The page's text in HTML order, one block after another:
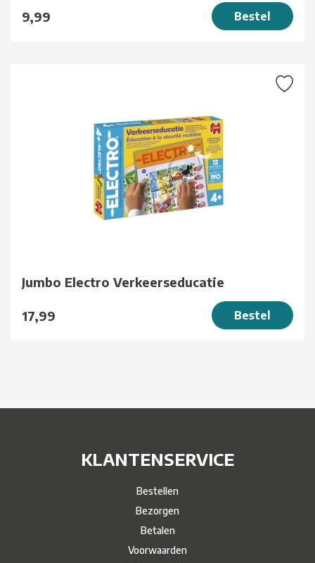
9,99 Bestel
Jumbo Electro Verkeerseducatie
17,99 Bestel
KLANTENSERVICE
Bestellen
Bezorgen
Betalen
Voorwaarden